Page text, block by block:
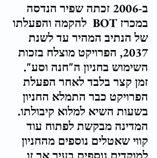
ב-2006 זכתה שפיר הנדסה
במכרז BOT  להקמה והפעלתו
של הנתיב המהיר עד לשנת
2037, הפרויקט מוצלח בזכות
השימוש בחניון ה"חנה וסע".
זמן קצר בלבד לאחר הפעלת
הפרויקט כבר התמלא החניון
בשעות השיא למלוא קיבולתו.
המדינה מבקשת לפתוח עוד
קווי שאטלים נוספים מהחניון